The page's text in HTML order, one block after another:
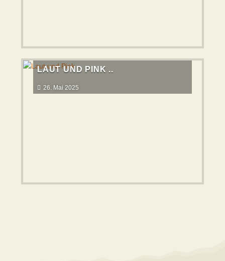
LAUT UND PINK ..
26. Mai 2025